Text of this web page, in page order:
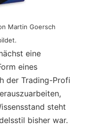
Martin Goersch
eine
eines
der Trading-Profi
steht
bisher war.